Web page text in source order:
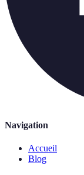
Navigation
Accueil
Blog